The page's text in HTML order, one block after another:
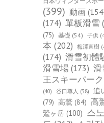
(399) 動画
(174) 單板滑雪
(75) 基礎 (54) 子供
本 (202) 梅澤直樹
(174) 滑雪初體
滑雪場(173) 滑
王スキーパーク
(40)
谷口尊人 (38) 追
(79) 高鷲 (84) 高
鷲ヶ岳 (100) 스